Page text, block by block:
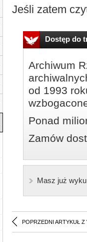
Jeśli zatem
Dostęp do
Archiwum
od 1993
Ponad
Zamów
Masz już
POPRZEDNI ARTYKUŁ Z